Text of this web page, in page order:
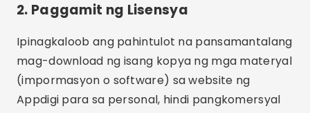
2. Paggamit ng Lisensya
Ipinagkaloob ang pahintulot na pansamantalang
mag-download ng isang kopya ng mga materyal
(impormasyon o software) sa website ng
Appdigi para sa personal, hindi pangkomersyal